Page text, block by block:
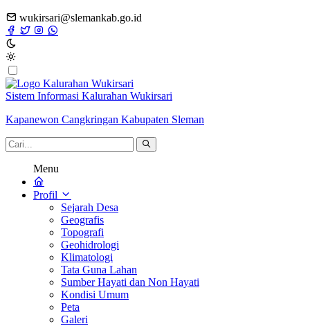
wukirsari@slemankab.go.id
Sistem Informasi Kalurahan Wukirsari
Kapanewon Cangkringan Kabupaten Sleman
Menu
Profil
Sejarah Desa
Geografis
Topografi
Geohidrologi
Klimatologi
Tata Guna Lahan
Sumber Hayati dan Non Hayati
Kondisi Umum
Peta
Galeri